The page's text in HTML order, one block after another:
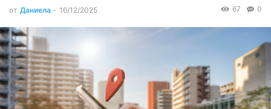
от Даниела - 16/12/2025 0
67